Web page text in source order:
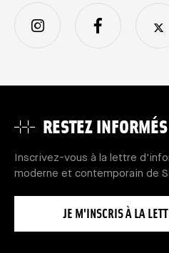
RESTEZ
Inscrivez-vous à la lettre
moderne et contemporain de
JE M'INSCRIS À LA